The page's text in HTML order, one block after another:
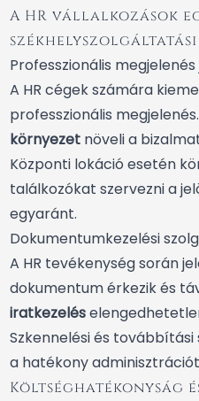
A HR vállalkozások
székhelyszolgáltatási
Professzionális
A HR cégek számára
professzionális
környezet növeli a
Központi lokáció esetén
találkozókat szervezni a
egyaránt.
Dokumentumkezelési
A HR tevékenység során
dokumentum érkezik és
iratkezelés
Szkennelési és
a hatékony
Költséghatékonyság